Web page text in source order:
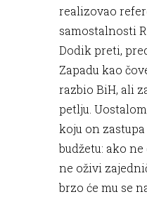
realizovao
samostalnosti
Dodik preti,
Zapadu kao
razbio BiH, ali
petlju.
koju on
budžetu: ako
ne oživi
brzo će mu se